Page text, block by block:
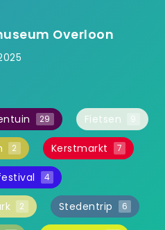
Overloon
29 Fietsen 9
2 Kerstmarkt 7
4
2 Stedentrip 6